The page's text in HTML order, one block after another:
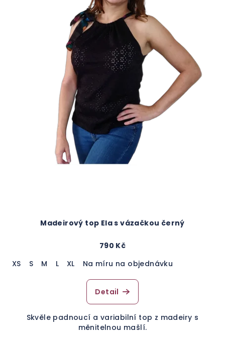
Madeirový top Ela s vázačkou černý
790 Kč
XS
S M L XL Na míru na objednávku
Detail
Skvěle padnoucí a variabilní top z madeiry s
měnitelnou mašlí.